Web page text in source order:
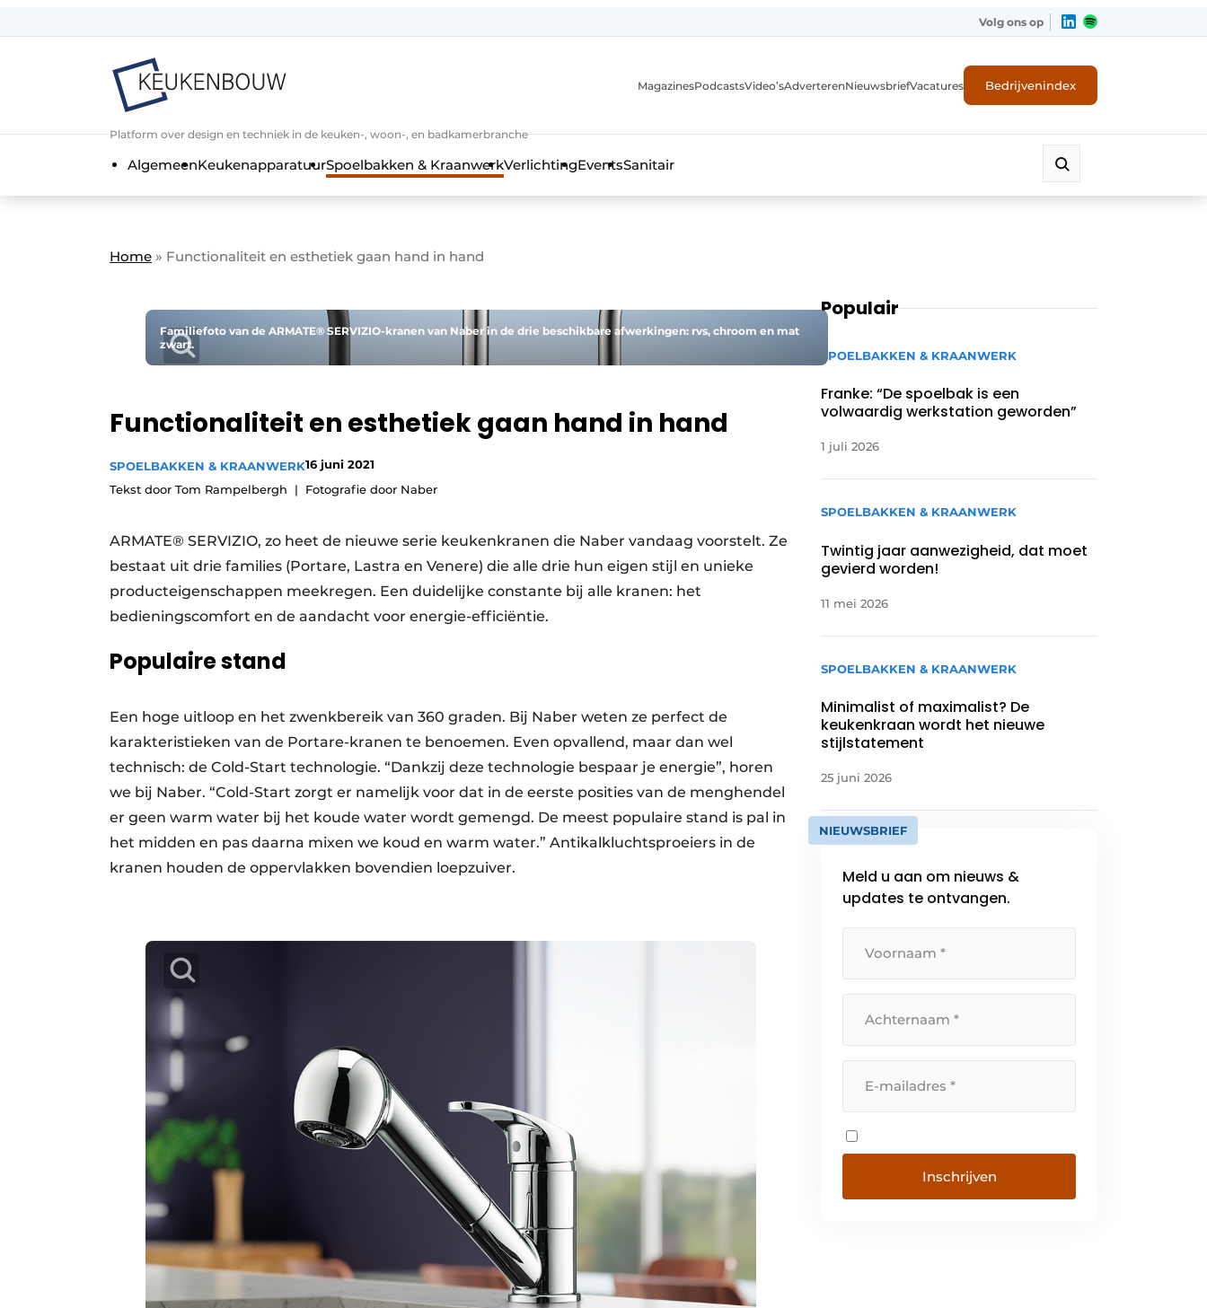
Algemene voorwaarden
Keukenbouw | Platform over design en techniek in de keuken-, woon-, en badkamerbranche
Nieuwsbrief
Podcasts
Vacature aanmelden
Volg ons op
Platform over design en techniek in de keuken-, woon-, en badkamerbranche
MagazinesPodcastsVideo’sAdverterenNieuwsbriefVacatures Bedrijvenindex
AlgemeenKeukenapparatuurSpoelbakken & KraanwerkVerlichtingEventsSanitair
Home » Functionaliteit en esthetiek gaan hand in hand
Familiefoto van de ARMATE® SERVIZIO-kranen van Naber in de drie beschikbare afwerkingen: rvs, chroom en mat
zwart.
Functionaliteit en esthetiek gaan hand in hand
SPOELBAKKEN & KRAANWERK16 juni 2021
Tekst door Tom Rampelbergh
Fotografie door Naber
ARMATE® SERVIZIO, zo heet de nieuwe serie keukenkranen die Naber vandaag voorstelt. Ze
bestaat uit drie families (Portare, Lastra en Venere) die alle drie hun eigen stijl en unieke
producteigenschappen meekregen. Een duidelijke constante bij alle kranen: het
bedieningscomfort en de aandacht voor energie-efficiëntie.
Populaire stand
Een hoge uitloop en het zwenkbereik van 360 graden. Bij Naber weten ze perfect de
karakteristieken van de Portare-kranen te benoemen. Even opvallend, maar dan wel
technisch: de Cold-Start technologie. “Dankzij deze technologie bespaar je energie”, horen
we bij Naber. “Cold-Start zorgt er namelijk voor dat in de eerste posities van de menghendel
er geen warm water bij het koude water wordt gemengd. De meest populaire stand is pal in
het midden en pas daarna mixen we koud en warm water.” Antikalkluchtsproeiers in de
kranen houden de oppervlakken bovendien loepzuiver.
Populair
SPOELBAKKEN & KRAANWERK
Franke: “De spoelbak is een
volwaardig werkstation geworden”
1 juli 2026
SPOELBAKKEN & KRAANWERK
Twintig jaar aanwezigheid, dat moet
gevierd worden!
11 mei 2026
SPOELBAKKEN & KRAANWERK
Minimalist of maximalist? De
keukenkraan wordt het nieuwe
stijlstatement
25 juni 2026
NIEUWSBRIEF
Meld u aan om nieuws &
updates te ontvangen.